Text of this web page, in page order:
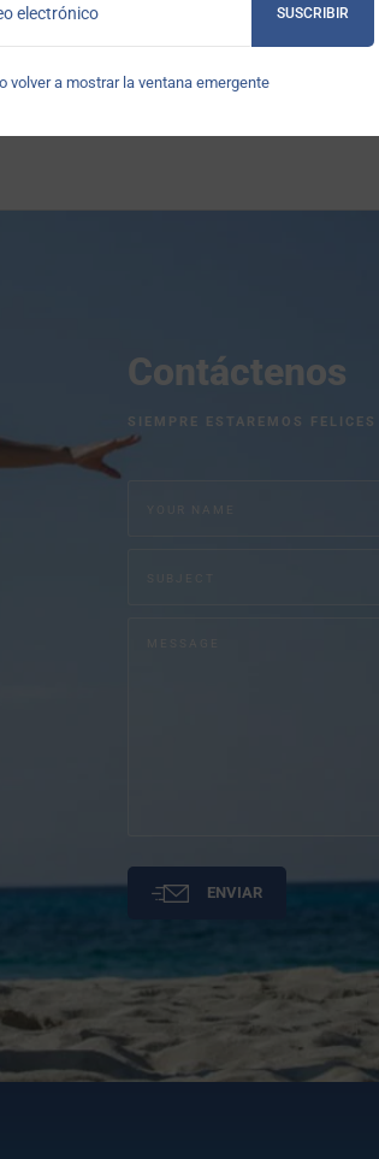
mental
Contáctenos
SIEMPRE ESTAREMOS
ENVIAR
SUSCRIBIR
volver a mostrar la ventana emergente